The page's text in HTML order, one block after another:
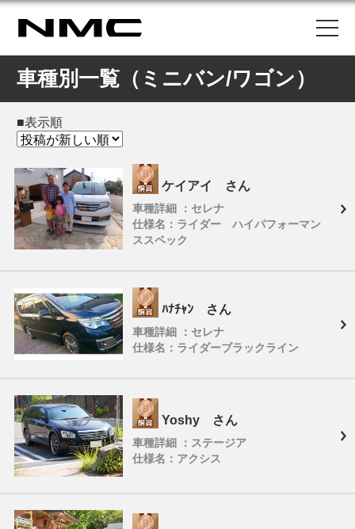
車種別一覧（ミニバン/ワゴン）
■表示順
ケイアイ さん
車種詳細 ：セレナ
仕様名：ライダー ハイパフォーマン
ススペック
ﾊﾅﾁｬﾝ さん
車種詳細 ：セレナ
仕様名：ライダーブラックライン
Yoshy さん
車種詳細 ：ステージア
仕様名：アクシス